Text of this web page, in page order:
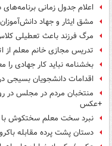
اعلام جدول زمانی
مشق ایثار و جهاد
مرگ فرزند باعث تعطیلی
تدریس مجازی خانم معلم از
بخشنامه نباید کار جهادی را
اقدامات دانشجویان بسیجی
منتخبان مردم در مجلس در
+عکس
نبرد سخت معلم سختکوش
دستان پشت پرده مقابله